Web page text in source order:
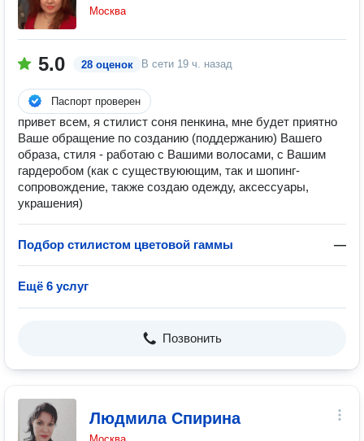
Москва
5.0 28 оценок В сети 19 ч. назад
Паспорт проверен
привет всем, я стилист соня пенкина, мне будет приятно
Ваше обращение по созданию (поддержанию) Вашего
образа, стиля - работаю с Вашими волосами, с Вашим
гардеробом (как с существуюющим, так и шопинг-
сопровождение, также создаю одежду, аксессуары,
украшения)
Подбор стилистом цветовой гаммы —
Ещё 6 услуг
Позвонить
Людмила Спирина